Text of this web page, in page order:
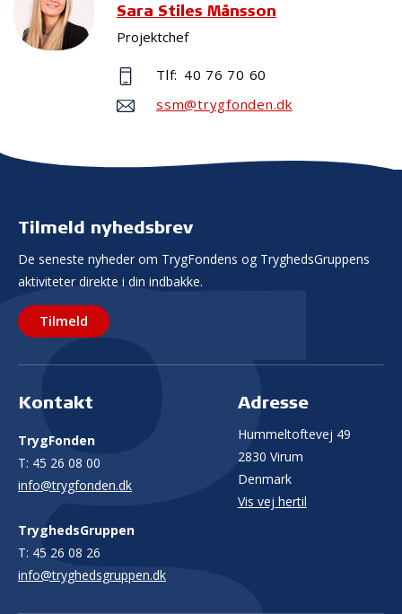
Sara Stiles Månsson
Projektchef
Tlf: 40 76 70 60
ssm@trygfonden.dk
Tilmeld nyhedsbrev
De seneste nyheder om TrygFondens og TryghedsGruppens
aktiviteter direkte i din indbakke.
Tilmeld
Kontakt
TrygFonden
T: 45 26 08 00
info@trygfonden.dk
TryghedsGruppen
T: 45 26 08 26
info@tryghedsgruppen.dk
Adresse
Hummeltoftevej 49
2830 Virum
Denmark
Vis vej hertil